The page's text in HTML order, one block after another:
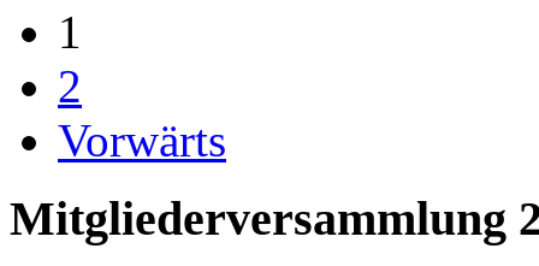
1
2
Vorwärts
Mitgliederversammlung